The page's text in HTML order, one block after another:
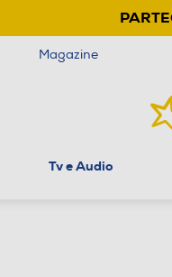
Magazine
Tv e Audio